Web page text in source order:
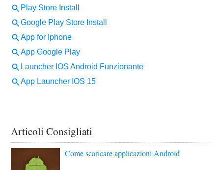
Articoli Consigliati
Come scaricare applicazioni Android